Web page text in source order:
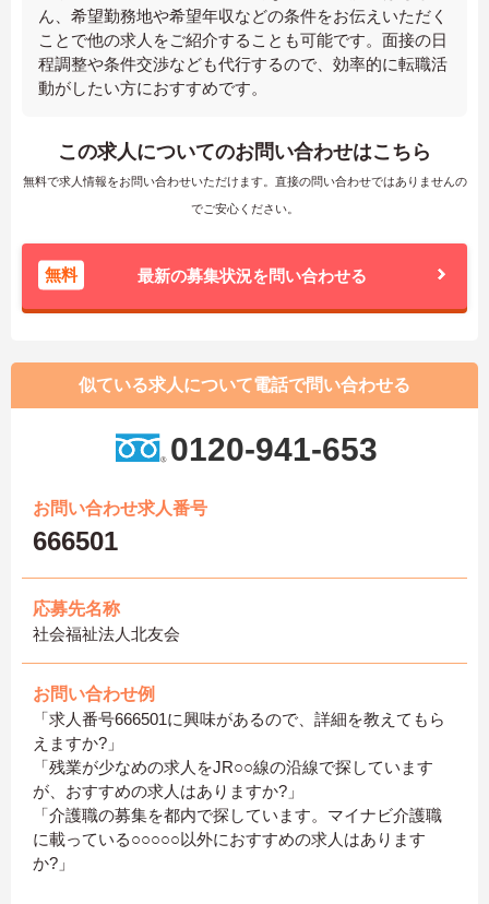
ん、希望勤務地や希望年収などの条件をお伝えいただく
ことで他の求人をご紹介することも可能です。面接の日
程調整や条件交渉なども代行するので、効率的に転職活
動がしたい方におすすめです。
この求人についてのお問い合わせはこちら
無料で求人情報をお問い合わせいただけます。直接の問い合わせではありませんの
でご安心ください。
無料 最新の募集状況を問い合わせる
似ている求人について電話で問い合わせる
0120-941-653
お問い合わせ求人番号
666501
応募先名称
社会福祉法人北友会
お問い合わせ例
「求人番号666501に興味があるので、詳細を教えてもら
えますか?」
「残業が少なめの求人をJR○○線の沿線で探しています
が、おすすめの求人はありますか?」
「介護職の募集を都内で探しています。マイナビ介護職
に載っている○○○○○以外におすすめの求人はあります
か?」